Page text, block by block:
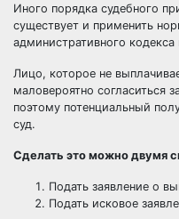
Иного порядка судебного
существует и применить
административного кодекса
Лицо, которое не
маловероятно согласиться
поэтому потенциальный
суд.
Сделать это можно двумя
Подать заявление о
Подать исковое